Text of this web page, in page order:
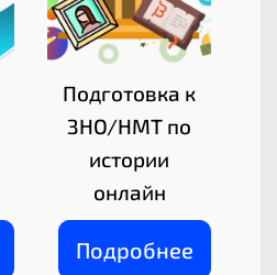
Подготовка к
ЗНО/НМТ по
истории
онлайн
Подробнее